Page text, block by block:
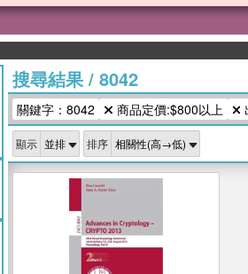
搜尋結果/ 8042
關鍵字：8042 商品定價:$800以上
顯示 排序